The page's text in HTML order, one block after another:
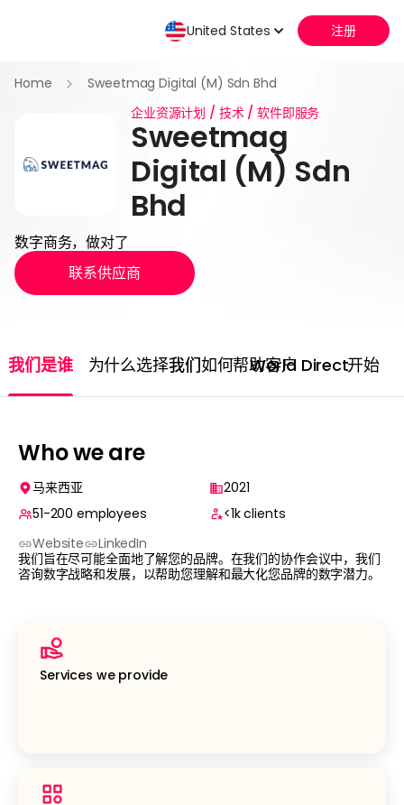
Home
Sweetmag Digital (M) Sdn Bhd
企业资源计划 / 技术 / 软件即服务
Sweetmag
Digital (M) Sdn
Bhd
数字商务，做对了
联系供应商
我们是谁 为什么选择我们我们如何帮助客户World Direct开始
Who we are
马来西亚
2021
51-200 employees <1kclients
Website
LinkedIn
我们旨在尽可能全面地了解您的品牌。在我们的协作会议中，我们
咨询数字战略和发展，以帮助您理解和最大化您品牌的数字潜力。
Services we provide
United States 注册